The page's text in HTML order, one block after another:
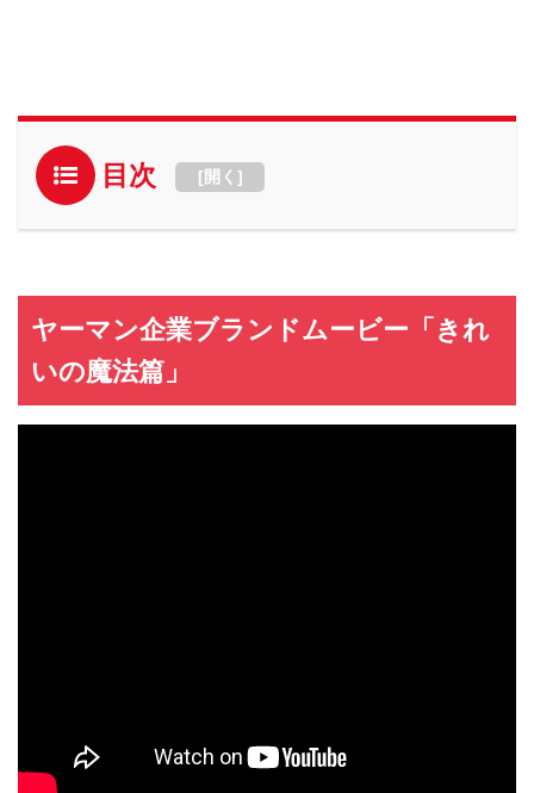
目次 [開く ]
ヤーマン企業ブランドムービー「きれ
いの魔法篇」